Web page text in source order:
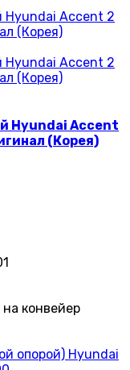
Hyundai Accent
(Корея)
конвейер